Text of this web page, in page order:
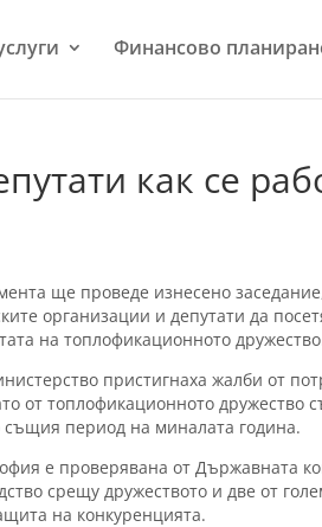
Финансово
как се
ще проведе изнесено
организации и депутати да
на топлофикационното
пристигнаха жалби от
от топлофикационното дружество
период на миналата година.
е проверявана от Държавната
срещу дружеството и две от
на конкуренцията.